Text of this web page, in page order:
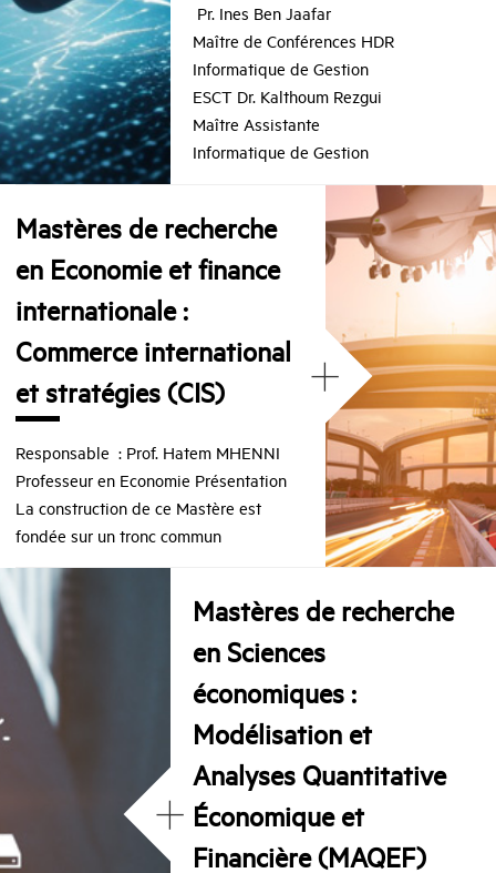
Pr. Ines Ben Jaafar
Maître de Conférences HDR
Informatique de Gestion
ESCT Dr. Kalthoum Rezgui
Maître Assistante
Informatique de Gestion
Mastères de recherche
en Economie et finance
internationale :
Commerce international
et stratégies (CIS)
Responsable : Prof. Hatem MHENNI
Professeur en Economie Présentation
La construction de ce Mastère est
fondée sur un tronc commun
+
Mastères de recherche
en Sciences
économiques :
Modélisation et
Analyses Quantitative
Économique et
Financière (MAQEF)
+